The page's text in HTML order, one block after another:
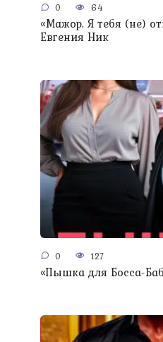
0 64
«Мажор. Я тебя (не)
Евгения Ник
0 127
«Пышка для Босса-